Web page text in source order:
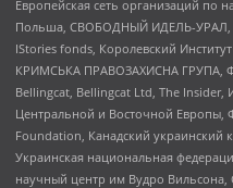
Европейская сеть организаций по
Польша, СВОБОДНЫЙ ИДЕЛЬ-УРАЛ,
IStories fonds, Королевский
КРИМСЬКА ПРАВОЗАХИСНА ГРУПА,
Bellingcat, Bellingcat Ltd, The Insider,
Центральной и Восточной Европы,
Foundation, Канадский украинский
Украинская национальная
научный центр им Вудро Вильсона,